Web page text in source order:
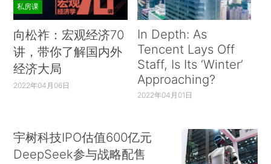
私房课
向松祚：宏观经济70
讲，带你了解国内外
经济大局
2022年04月06日
In Depth: As
Tencent Lays Off
Staff, Is Its ‘Winter’
Approaching?
2022年04月01日
宇树科技IPO估值600亿元
DeepSeek参与战略配售